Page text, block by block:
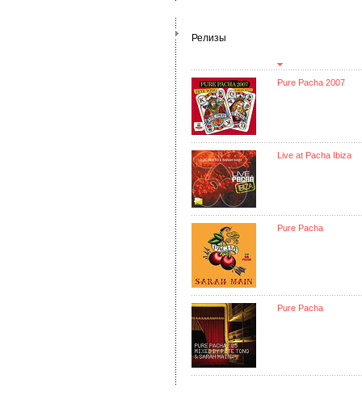
Релизы
Pure Pacha 2007
Live at Pacha Ibiza
Pure Pacha
Pure Pacha